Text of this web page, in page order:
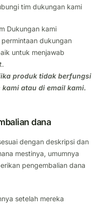
tim dukungan kami
Dukungan kami
dukungan
untuk menjawab
produk tidak berfungsi
atau di email kami.
dana
dengan deskripsi dan
mestinya, umumnya
pengembalian dana
setelah mereka